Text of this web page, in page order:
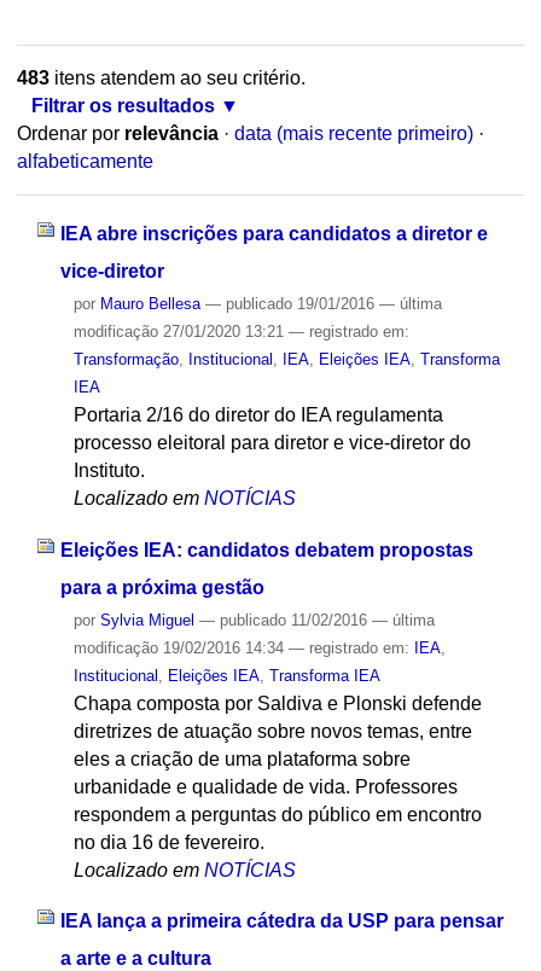
483itens atendem ao seu critério.
Filtrar os resultados
Ordenar por relevância · data (mais recente primeiro) ·
alfabeticamente
IEA abre inscrições para candidatos a diretor e
vice-diretor
por Mauro Bellesa — publicado19/01/2016 — última
modificação27/01/2020 13:21 — registrado em:
Transformação, Institucional IEA, Eleições IEA, Transforma
IEA
Portaria 2/16 do diretor do IEA regulamenta
processo eleitoral para diretor e vice-diretor do
Instituto.
Localizado em NOTÍCIAS
Eleições IEA: candidatos debatem propostas
para a próxima gestão
por Sylvia Miguel — publicado11/02/2016 — última
modificação19/02/2016 14:34 — registrado em: IEA,
Institucional
Eleições IEA, Transforma IEA
Chapa composta por Saldiva e Plonski defende
diretrizes de atuação sobre novos temas, entre
eles a criação de uma plataforma sobre
urbanidade e qualidade de vida. Professores
respondem a perguntas do público em encontro
no dia 16 de fevereiro.
Localizado em NOTÍCIAS
IEA lança a primeira cátedra da USP para pensar
a arte e a cultura